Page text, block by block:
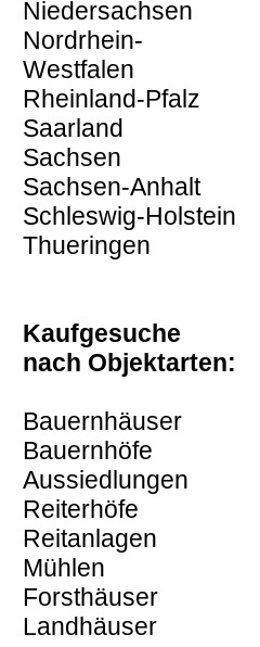
Niedersachsen
Nordrhein-
Westfalen
Rheinland-Pfalz
Saarland
Sachsen
Sachsen-Anhalt
Schleswig-Holstein
Thueringen
Kaufgesuche
nach Objektarten:
Bauernhäuser
Bauernhöfe
Aussiedlungen
Reiterhöfe
Reitanlagen
Mühlen
Forsthäuser
Landhäuser